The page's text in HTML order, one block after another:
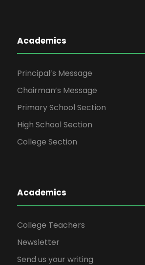
Academics
Principal’s Message
Chairman’s Message
Primary School Section
High School Section
College Section
Academics
College Teachers
Newsletter
Send us your writing